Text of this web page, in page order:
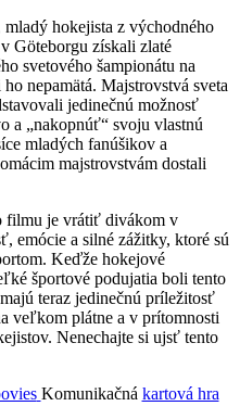
mladý hokejista z východného
Göteborgu získali zlaté
svetového šampionátu na
nepamätá. Majstrovstvá sveta
jedinečnú možnosť
a „nakopnúť“ svoju vlastnú
mladých fanúšikov a
majstrovstvám dostali
filmu je vrátiť divákom v
emócie a silné zážitky, ktoré sú
Keďže hokejové
športové podujatia boli tento
teraz jedinečnú príležitosť
veľkom plátne a v prítomnosti
Nenechajte si ujsť tento
Komunikačná kartová hra